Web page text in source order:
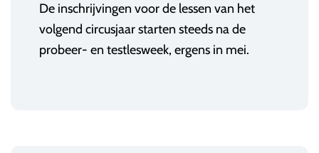
De inschrijvingen voor de lessen van het
volgend circusjaar starten steeds na de
probeer- en testlesweek, ergens in mei.